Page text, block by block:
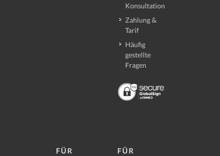
Konsultation
Zahlung &
Tarif
Häufig
gestellte
Fragen
FÜR
FÜR